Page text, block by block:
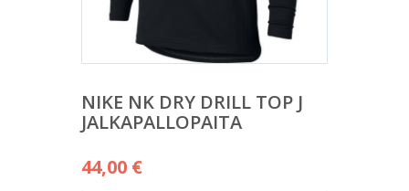
NIKE NK DRY DRILL TOP J
JALKAPALLOPAITA
44,00 €